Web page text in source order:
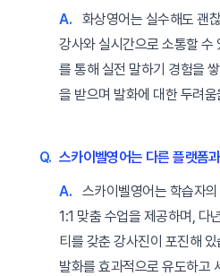
A.
화상영어는 실수해도 괜
강사와 실시간으로 소통할 수
를 통해 실전 말하기 경험을
을 받으며 발화에 대한 두려
Q. 스카이벨영어는 다른 플랫폼
A.
스카이벨영어는 학습자
1:1 맞춤 수업을 제공하며, 다
티를 갖춘 강사진이 포진해
발화를 효과적으로 유도하고